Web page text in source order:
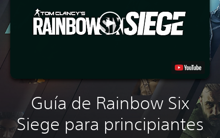
Guía de Rainbow Six
Siege para principiantes